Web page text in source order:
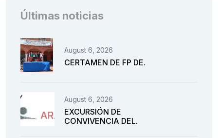
Últimas noticias
August 6, 2026
CERTAMEN DE FP DE.
August 6, 2026
EXCURSIÓN DE
CONVIVENCIA DEL.